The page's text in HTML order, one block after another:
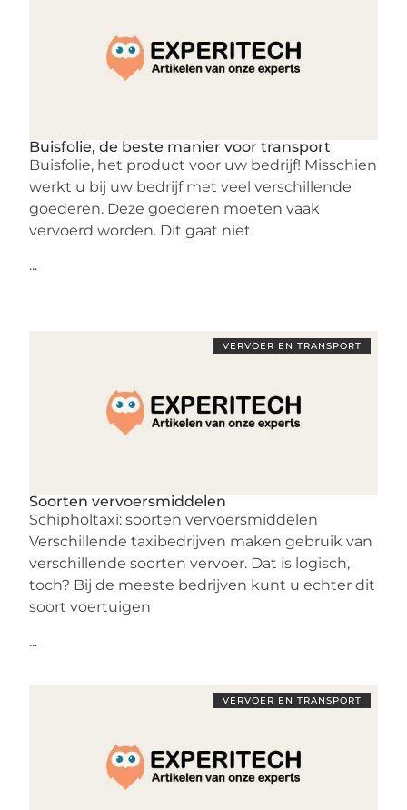
Buisfolie, de beste manier voor transport
Buisfolie, het product voor uw bedrijf! Misschien
werkt u bij uw bedrijf met veel verschillende
goederen. Deze goederen moeten vaak
vervoerd worden. Dit gaat niet
...
VERVOER EN TRANSPORT
Soorten vervoersmiddelen
Schipholtaxi: soorten vervoersmiddelen
Verschillende taxibedrijven maken gebruik van
verschillende soorten vervoer. Dat is logisch,
toch? Bij de meeste bedrijven kunt u echter dit
soort voertuigen
...
VERVOER EN TRANSPORT